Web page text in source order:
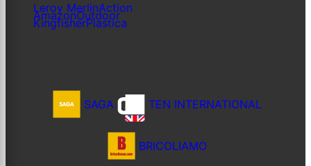
Leroy MerlinAction
AmazonOutdoor
KingfisherPlastica
SAGA TEN INTERNATIONAL
BRICOLIAMO